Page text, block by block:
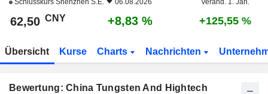
Schlusskurs Shenzhen S.E. 06.08.2026 Veränd. 1. Jan.
62,50 CNY +8,83 % +125,55 %
Übersicht Kurse Charts Nachrichten
Bewertung: China Tungsten And Hightech